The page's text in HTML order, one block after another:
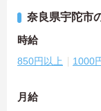
奈良県宇陀市
時給
850円以上 1000
月給